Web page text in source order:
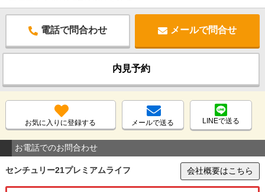
電話で問合わせ メールで問合せ
内見予約
お気に入りに登録する メールで送る LINEで送る
お電話でのお問合わせ
センチュリー21プレミアムライフ 会社概要はこちら